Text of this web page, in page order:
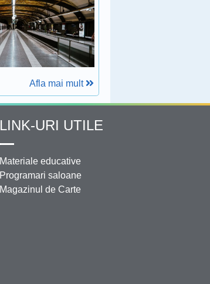
Afla mai mult
LINK-URI UTILE
Materiale educative
Programari saloane
Magazinul de Carte